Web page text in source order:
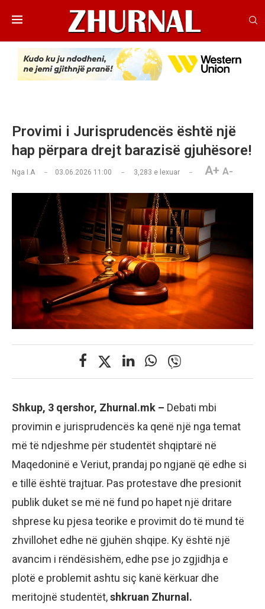
Provimi i Jurisprudencës është një
hap përpara drejt barazisë gjuhësore!
Nga I.A 03.06.2026 11:00 3,283 e lexuar A+ A-
Shkup, 3 qershor, Zhurnal.mk – Debati mbi
provimin e jurisprudencës ka qenë një nga temat
më të ndjeshme për studentët shqiptarë në
Maqedoninë e Veriut, prandaj po ngjanë që edhe si
e tillë është trajtuar. Pas protestave dhe presionit
publik duket se më në fund po hapet një dritare
shprese ku pjesa teorike e provimit do të mund të
zhvillohet edhe në gjuhën shqipe. Ky është një
avancim i rëndësishëm, edhe pse jo zgjidhja e
plotë e problemit ashtu siç kanë kërkuar dhe
meritojnë studentët,shkruan Zhurnal.